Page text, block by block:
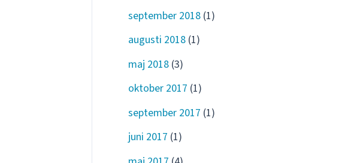
september 2018 (1)
augusti 2018 (1)
maj 2018 (3)
oktober 2017 (1)
september 2017 (1)
juni 2017 (1)